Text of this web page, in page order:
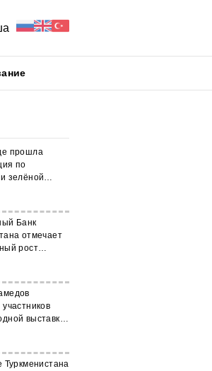
прошла
по
зелёной
Банк
отмечает
рост
выставки
Туркменистана